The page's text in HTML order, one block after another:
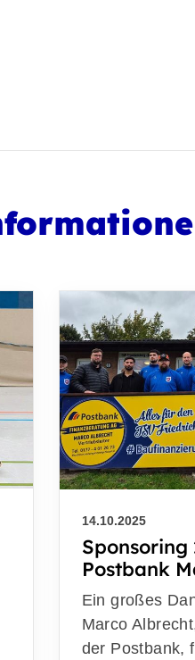
14.10.2025
Sponsoring
Postbank
Ein großes
Marco
der Postbank,